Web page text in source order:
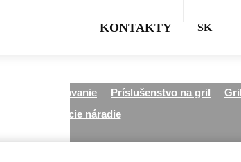
KONTAKTY SK
Všetko pre grilovanie Príslušenstvo na gril
Grilovacie náradie